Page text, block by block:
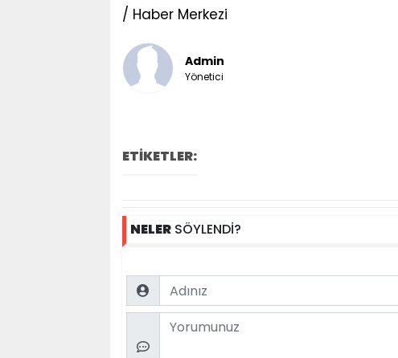
/ Haber Merkezi
Admin
Yönetici
ETİKETLER:
NELERSÖYLENDİ?
Name
Comment